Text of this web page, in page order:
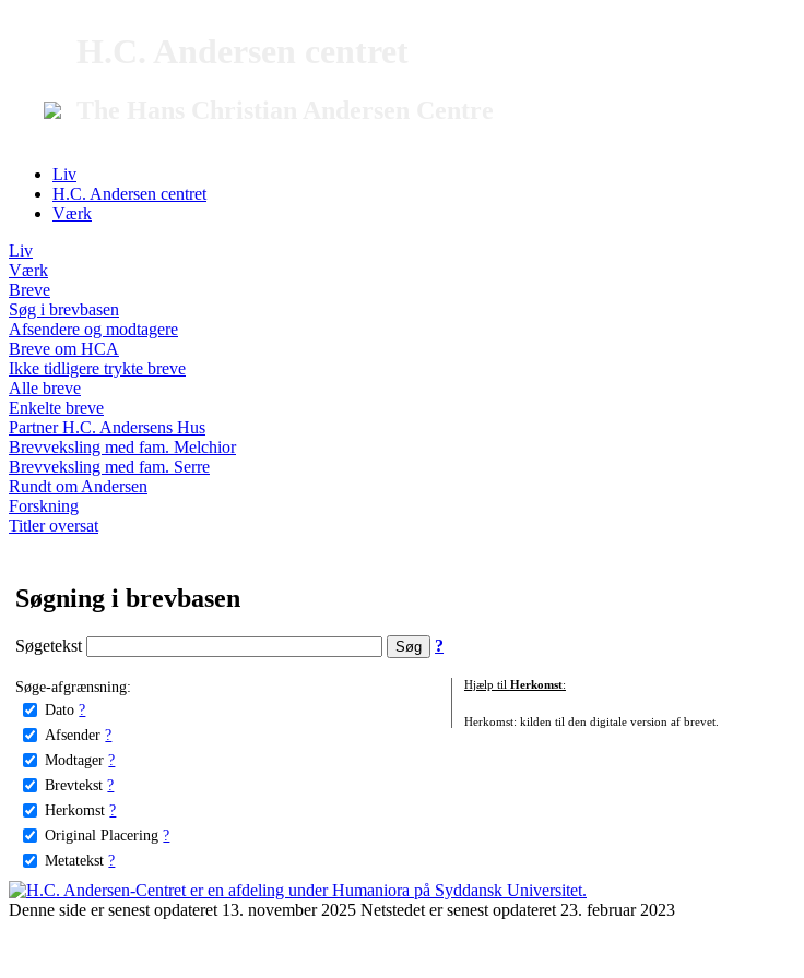
Liv
H.C. Andersen centret
Værk
Liv
Værk
Breve
Søg i brevbasen
Afsendere og modtagere
Breve om HCA
Ikke tidligere trykte breve
Alle breve
Enkelte breve
Partner H.C. Andersens Hus
Brevveksling med fam. Melchior
Brevveksling med fam. Serre
Rundt om Andersen
Forskning
Titler oversat
Søgning i brevbasen
Søgetekst ?
Søge-afgrænsning:
Dato ?
Afsender ?
Modtager ?
Brevtekst ?
Herkomst ?
Original Placering ?
Metatekst ?
Hjælp til Herkomst:
Herkomst: kilden til den digitale version af brevet.
Denne side er senest opdateret 13. november 2025 Netstedet er senest opdateret 23. februar 2023